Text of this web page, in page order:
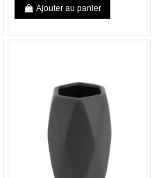
Ajouter au panier